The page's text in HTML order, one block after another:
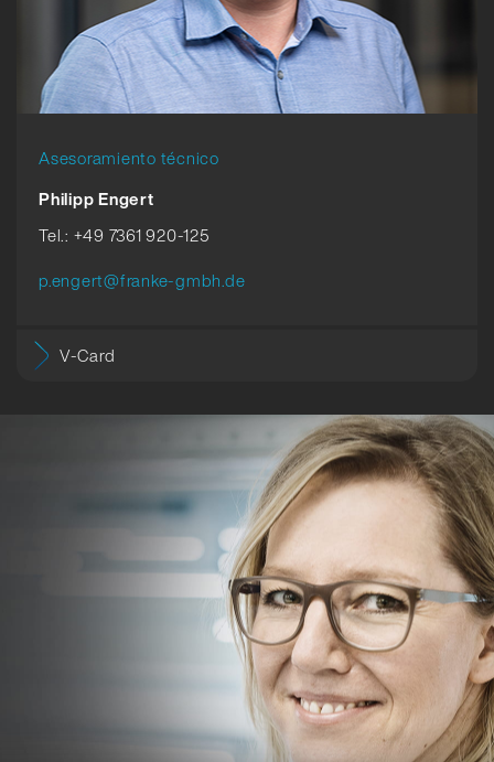
Asesoramiento técnico
Philipp Engert
Tel.: +49 7361 920-125
p.engert@franke-gmbh.de
V-Card